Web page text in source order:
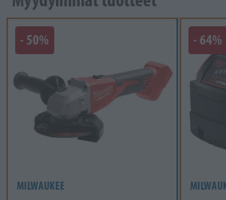
- 50%
MILWAUKEE
- 64%